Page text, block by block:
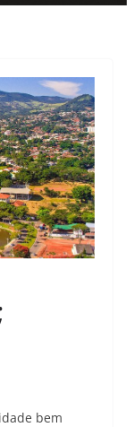
bem